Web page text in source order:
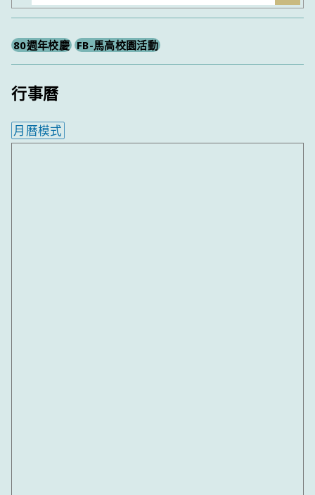
尋
80週年校慶 FB-馬高校園活動
行事曆
月曆模式